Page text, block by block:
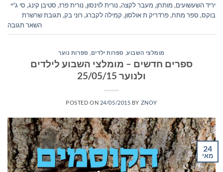
יריד השעשועים, מותחן, מעבר לקצה, נורית לוינסון, נורית פרז, סטיבן קינג, סי ג'יי
בוקס, ספר מתח,פרדריק ת אולסון, קמילה לקברג, רוני בק, תגובת שרשרת
השאר תגובה
מומלצי השבוע, ספרות ילדים ספרות נוער
ספרים חדשים – מומלצי השבוע לילדים
ולנוער 25/05/15
POSTED ON 24/05/2015 BY ZNOY
24
מאי